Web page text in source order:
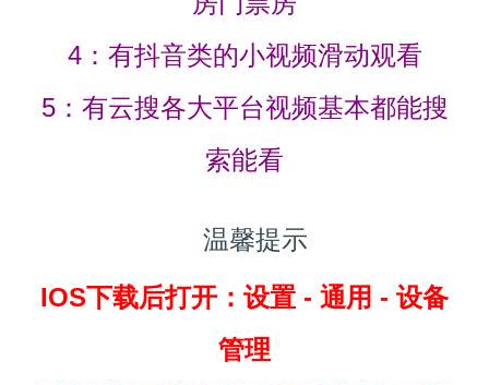
4：有抖音类的小视频滑动观看
5：有云搜各大平台视频基本都能搜
索能看
温馨提示
IOS下载后打开：设置 - 通用 - 设备
管理